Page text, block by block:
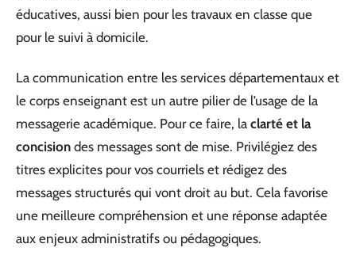
éducatives, aussi bien pour les travaux en classe que
pour le suivi à domicile.
La communication entre les services départementaux et
le corps enseignant est un autre pilier de l’usage de la
messagerie académique. Pour ce faire, la clarté et la
concision des messages sont de mise. Privilégiez des
titres explicites pour vos courriels et rédigez des
messages structurés qui vont droit au but. Cela favorise
une meilleure compréhension et une réponse adaptée
aux enjeux administratifs ou pédagogiques.